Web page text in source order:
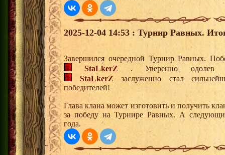
2025-12-04 14:53 : Турнир Равных.
Завершился очередной Турнир Равных.
StaLkerZ . Уверенно одолев
StaLkerZ заслуженно стал
победителей!
Глава клана может изготовить и получить
за победу на Турнире Равных. А
года.